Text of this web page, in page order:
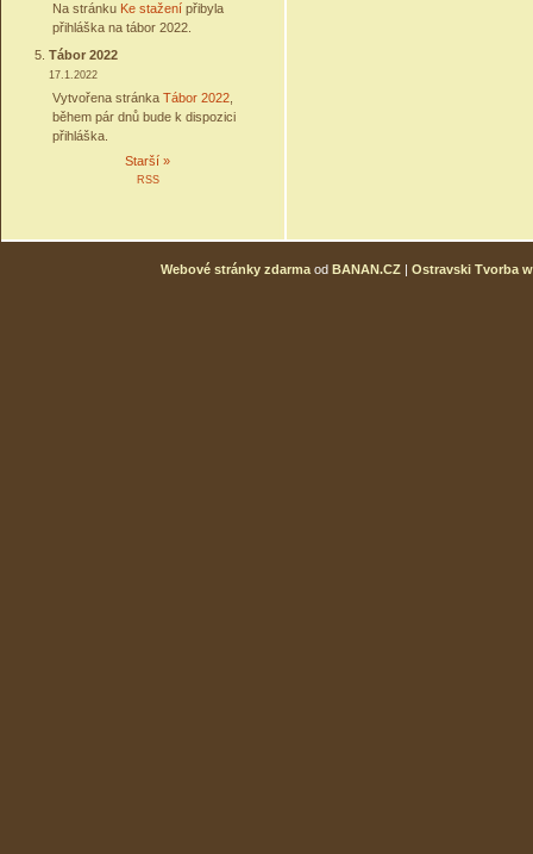
Na stránku Ke stažení přibyla
přihláška na tábor 2022.
Tábor 2022
17.1.2022
Vytvořena stránka Tábor 2022
během pár dnů bude k dispozici
přihláška.
Starší »
RSS
Webové stránky zdarma od BANAN.CZ | Ostravski Tvorba